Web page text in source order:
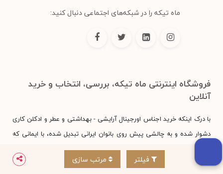
ماه تیکه را در شبکه‌های اجتماعی دنبال کنید:
فروشگاه اینترنتی ماه تیکه، بررسی، انتخاب و خرید
آنلاین
با درک اینکه خرید اجناس اورجینال آرایشی - بهداشتی و عطر و ادکلن کاری
دشوار شده و به چالشی پیش روی بانوان ایرانی تبدیل شده، با ایمانی که
به تخصص و تجربه خودمان داریم، پا به عرصه گذاشتیم و می‌دانیم که در
این راه ثابت قدم خواهیم بود. در فروشگاه اینترنتی ماه تیکه تمام تلاشمان